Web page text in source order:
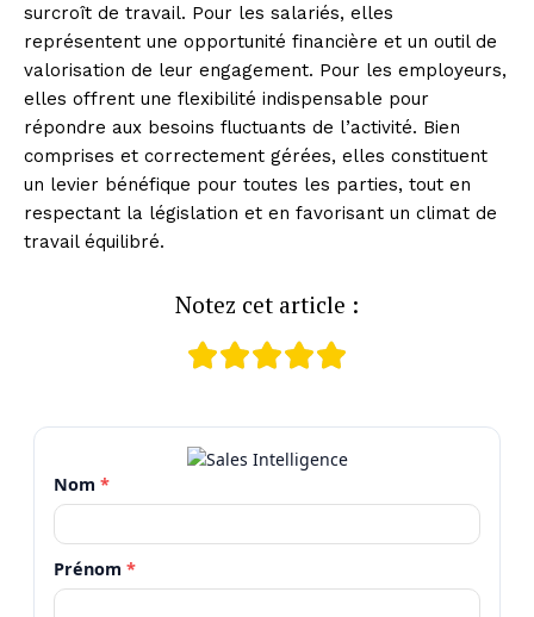
surcroît de travail. Pour les salariés, elles
représentent une opportunité financière et un outil de
valorisation de leur engagement. Pour les employeurs,
elles offrent une flexibilité indispensable pour
répondre aux besoins fluctuants de l’activité. Bien
comprises et correctement gérées, elles constituent
un levier bénéfique pour toutes les parties, tout en
respectant la législation et en favorisant un climat de
travail équilibré.
Notez cet article :
Nom *
Prénom *